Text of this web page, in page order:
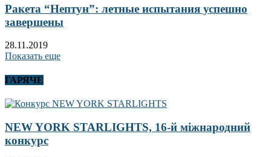
Ракета “Нептун”: летные испытания успешно
завершены
28.11.2019
Показать еще
ГАРЯЧЕ
NEW YORK STARLIGHTS, 16-й міжнародний
конкурс